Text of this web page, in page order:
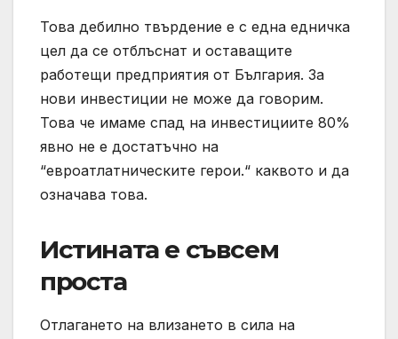
Това дебилно твърдение е с една едничка
цел да се отблъснат и оставащите
работещи предприятия от България. За
нови инвестиции не може да говорим.
Това че имаме спад на инвестициите 80%
явно не е достатъчно на
“евроатлатническите герои.“ каквото и да
означава това.
Истината е съвсем
проста
Отлагането на влизането в сила на